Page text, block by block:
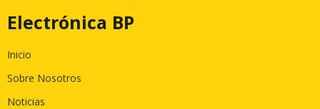
Electrónica BP
Inicio
Sobre Nosotros
Noticias